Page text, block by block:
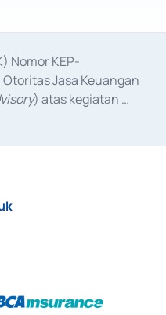
Nomor KEP-
Jasa Keuangan
) atas kegiatan